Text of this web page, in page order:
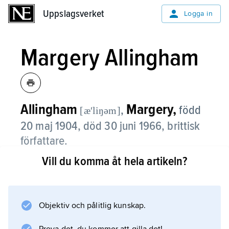
Uppslagsverket Logga in
Margery Allingham
Allingham [æʹliŋəm], Margery, född
20 maj 1904, död 30 juni 1966, brittisk
författare.
Allingham debuterade som tonåring med
(1923). Hennes första kriminalroman var den
Vill du komma åt hela artikeln?
Objektiv och pålitlig kunskap.